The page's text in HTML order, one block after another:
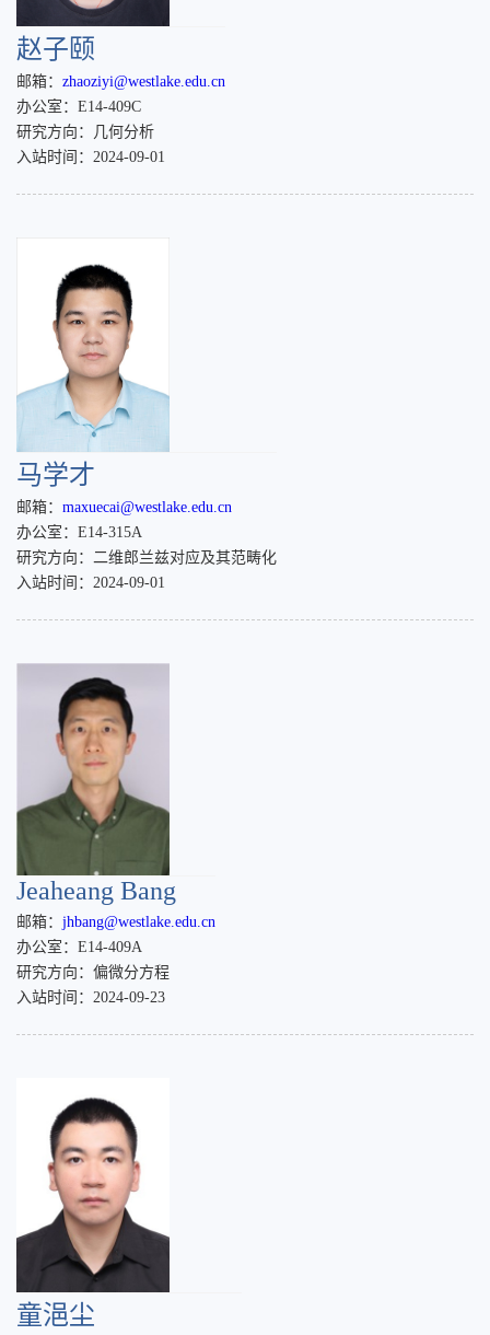
赵子颐
邮箱： zhaoziyi@westlake.edu.cn
办公室：E14-409C
研究方向：几何分析
入站时间：2024-09-01
马学才
邮箱： maxuecai@westlake.edu.cn
办公室：E14-315A
研究方向：二维郎兰兹对应及其范畴化
入站时间：2024-09-01
Jeaheang Bang
邮箱： jhbang@westlake.edu.cn
办公室：E14-409A
研究方向：偏微分方程
入站时间：2024-09-23
童浥尘